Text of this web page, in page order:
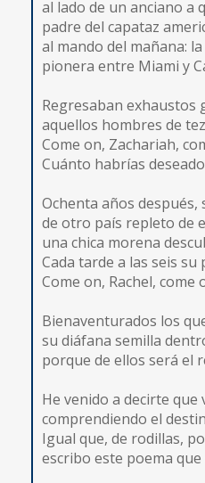
al lado de un anciano a
padre del capataz
al mando del mañana:
pionera entre Miami y
Regresaban exhaustos
aquellos hombres de
Come on, Zachariah,
Cuánto habrías
Ochenta años después,
de otro país repleto de
una chica morena
Cada tarde a las seis su
Come on, Rachel, come
Bienaventurados los
su diáfana semilla
porque de ellos será el
He venido a decirte
comprendiendo el
Igual que, de rodillas,
escribo este poema